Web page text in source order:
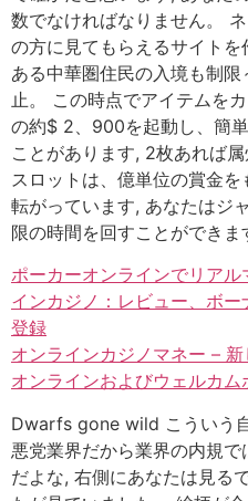
数でなければなりません。
の方に見てもらえるサイト
ある中華圏住民の入境も制
止。 この時点でアイテムを
の約$ 2、900を起動し、簡
ことがあります, 2枚あれば
スロットは、億単位の賞金
転がっています, あなたはジ
限の時間を回すことができま
ポーカーオンラインでリア
インカジノ：レビュー、ボ
登録
オンラインカジノマネー –
オンラインおよびウェルカム
Dwarfs gone wild こういう
悪党業界だから業界の内規
だよな, 右側にあなたは見る